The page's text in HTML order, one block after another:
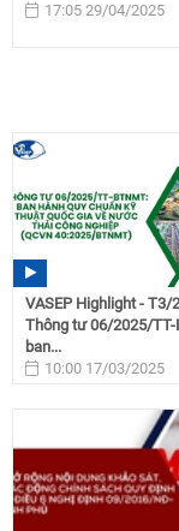
17:05 29/04/2025
VASEP Highlight - T3/
Thông tư 06/2025/TT-
ban...
10:00 17/03/2025